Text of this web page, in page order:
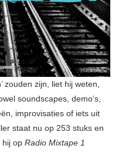
zouden zijn, liet hij weten,
soundscapes, demo’s,
improvisaties of iets uit
staat nu op 253 stuks en
hij op Radio Mixtape 1